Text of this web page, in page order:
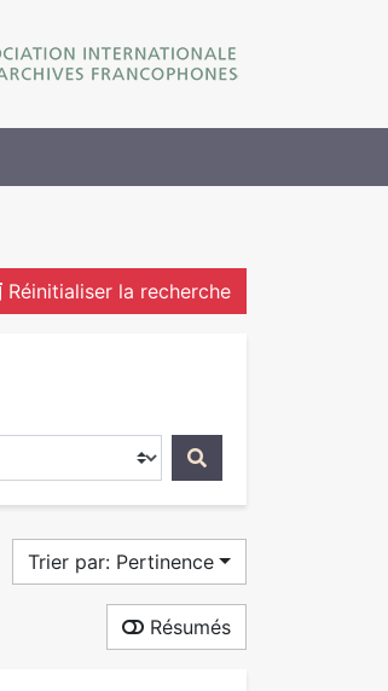
Réinitialiser la recherche
Trier par: Pertinence
Résumés